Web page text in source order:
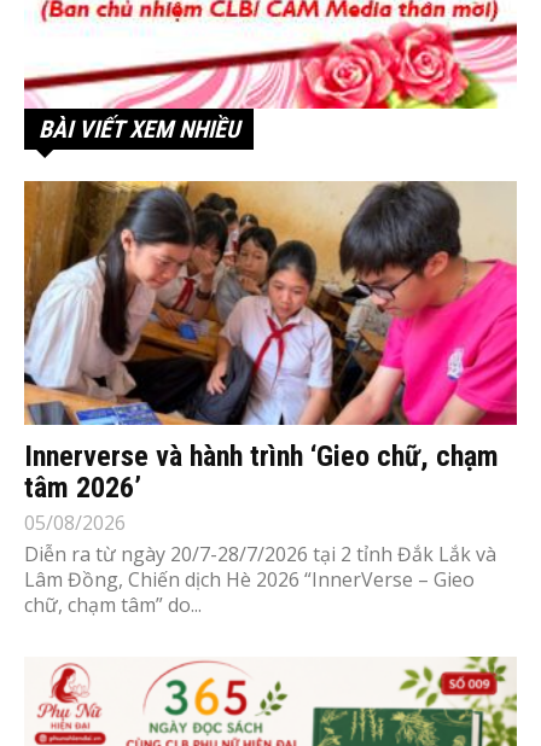
BÀI VIẾT XEM NHIỀU
Innerverse và hành trình ‘Gieo chữ, chạm
tâm 2026’
05/08/2026
Diễn ra từ ngày 20/7-28/7/2026 tại 2 tỉnh Đắk Lắk và
Lâm Đồng, Chiến dịch Hè 2026 “InnerVerse – Gieo
chữ, chạm tâm” do...